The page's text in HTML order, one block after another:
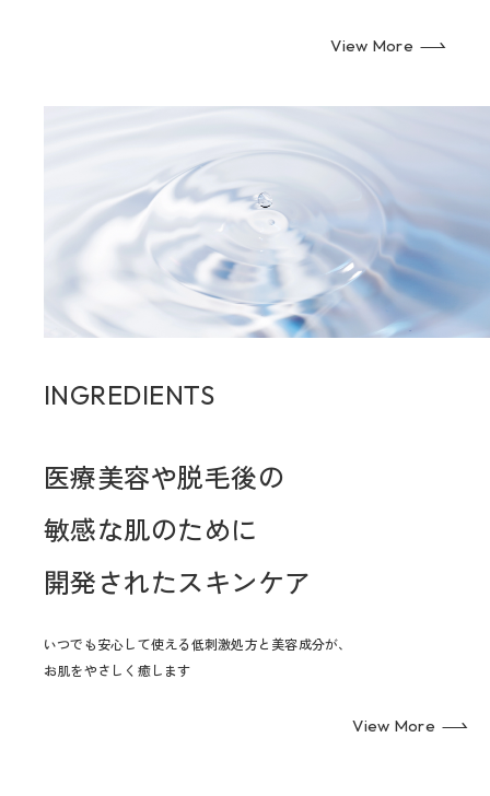
View More
INGREDIENTS
医療美容や脱毛後の
敏感な肌のために
開発されたスキンケア
いつでも安心して使える低刺激処方と美容成分が、
お肌をやさしく癒します
View More